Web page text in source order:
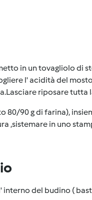
in un tovagliolo di
l' acidità del
riposare tutta
80/90 g di farina),
,sistemare in uno
interno del budino (